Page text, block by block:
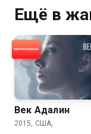
Ещё в
Век Адалин
2015, США,